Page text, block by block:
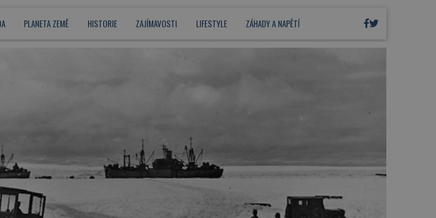
PLANETA ZEMĚ HISTORIE ZAJÍMAVOSTI LIFESTYLE ZÁHADY A NAPĚTÍ